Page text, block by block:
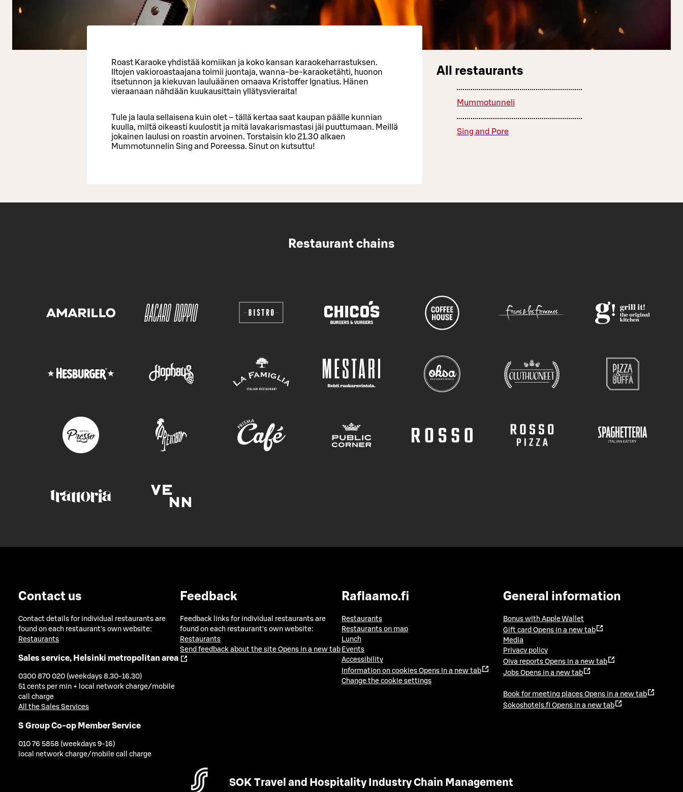
Roast Karaoke yhdistää komiikan ja koko kansan karaokeharrastuksen.
Iltojen vakioroastaajana toimii juontaja, wanna-be-karaoketähti, huonon
itsetunnon ja kiekuvan lauluäänen omaava Kristoffer Ignatius. Hänen
vieraanaan nähdään kuukausittain yllätysvieraita!
Tule ja laula sellaisena kuin olet – tällä kertaa saat kaupan päälle kunnian
kuulla, miltä oikeasti kuulostit ja mitä lavakarismastasi jäi puuttumaan. Meillä
jokainen laulusi on roastin arvoinen. Torstaisin klo 21.30 alkaen
Mummotunnelin Sing and Poreessa. Sinut on kutsuttu!
All restaurants
Mummotunneli
Sing and Pore
Restaurant chains
Contact us
Contact details for individual restaurants are
found on each restaurant's own website:
Restaurants
Sales service, Helsinki metropolitan area
0300 870 020 (weekdays 8.30-16.30)
51 cents per min + local network charge/mobile
call charge
All the Sales Services
S Group Co-op Member Service
010 76 5858 (weekdays 9-16)
local network charge/mobile call charge
Feedback
Feedback links for individual restaurants are
found on each restaurant's own website:
Restaurants
Send feedback about the site Opens in a new tab
Raflaamo.fi
Restaurants
Restaurants on map
Lunch
Events
Accessibility
Information on cookies Opens in a new tab
Change the cookie settings
General information
Bonus with Apple Wallet
Gift card Opens in a new tab
Media
Privacy policy
Oiva reports Opens in a new tab
Jobs Opens in a new tab
Book for meeting places Opens in a new tab
Sokoshotels.fi Opens in a new tab
SOK Travel and Hospitality Industry Chain Management